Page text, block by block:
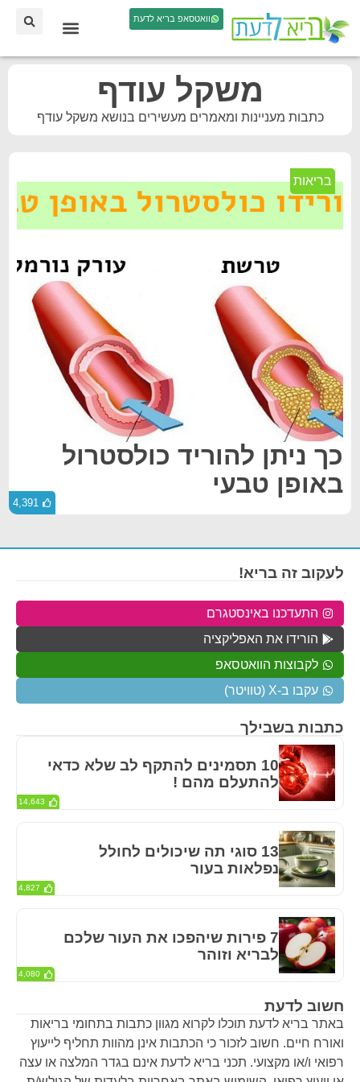
וואטסאפ בריא לדעת
משקל עודף
כתבות מעניינות ומאמרים מעשירים בנושא משקל עודף
בריאות
כך ניתן להוריד כולסטרול
באופן טבעי
4,391
חשוב לדעת
באתר בריא לדעת תוכלו לקרוא מגוון כתבות בתחומי בריאות
ואורח חיים. חשוב לזכור כי הכתבות אינן מהוות תחליף לייעוץ
רפואי ו/או מקצועי. תכני בריא לדעת אינם בגדר המלצה או עצה
כתבות בשבילך
10 תסמינים להתקף לב שלא כדאי
להתעלם מהם !
14,643
13 סוגי תה שיכולים לחולל
נפלאות בעור
4,827
7 פירות שיהפכו את העור שלכם
לבריא וזוהר
4,080
לעקוב זה בריא!
התעדכנו באינסטגרם
הורידו את האפליקציה
לקבוצות הוואטסאפ
עקבו ב-X (טוויטר)